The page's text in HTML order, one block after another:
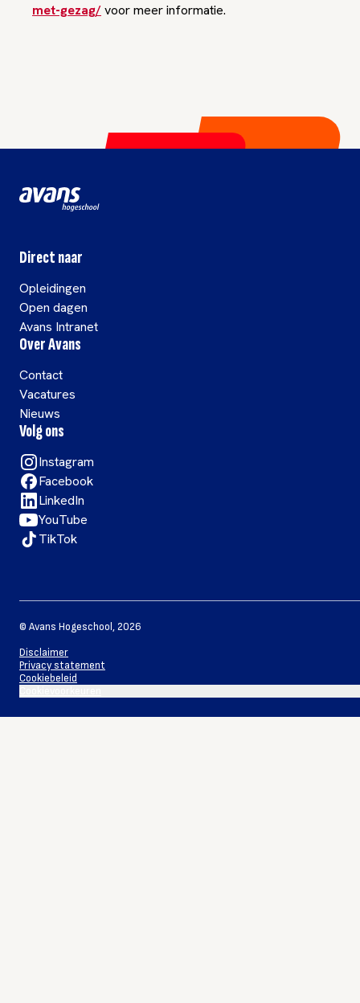
met-gezag/voor meer informatie.
Direct naar
Opleidingen
Open dagen
Avans Intranet
Over Avans
Contact
Vacatures
Nieuws
Volg ons
Instagram
Facebook
LinkedIn
YouTube
TikTok
© Avans Hogeschool,2026
Disclaimer
Privacy statement
Cookiebeleid